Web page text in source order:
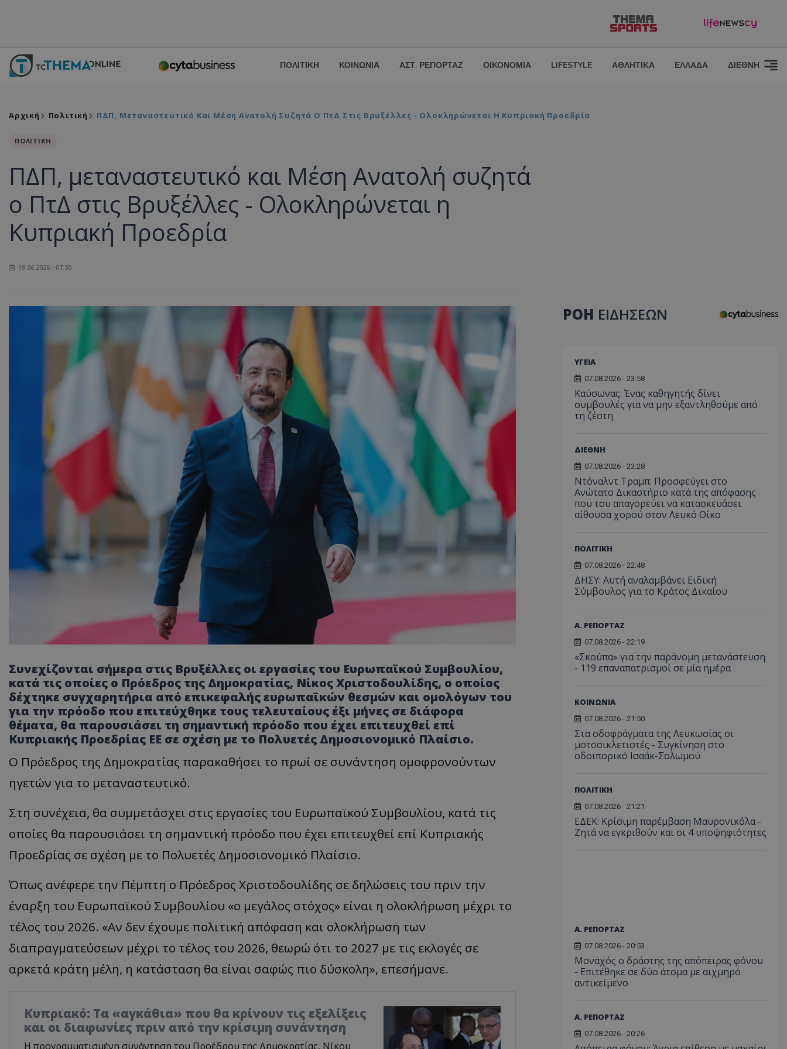
ΠΟΛΙΤΙΚΗ ΚΟΙΝΩΝΙΑ ΑΣΤ. ΡΕΠΟΡΤΑΖ ΟΙΚΟΝΟΜΙΑ LIFESTYLE ΑΘΛΗΤΙΚΑ ΕΛΛΑΔΑ ΔΙΕΘΝΗ
Αρχική Πολιτική ΠΔΠ, Μεταναστευτικό Και Μέση Ανατολή Συζητά Ο ΠτΔ Στις Βρυξέλλες - Ολοκληρώνεται Η Κυπριακή Προεδρία
ΠΟΛΙΤΙΚΗ
ΠΔΠ, μεταναστευτικό και Μέση Ανατολή συζητά
ο ΠτΔ στις Βρυξέλλες - Ολοκληρώνεται η
Κυπριακή Προεδρία
19.06.2026 - 07:30
Συνεχίζονται σήμερα στις Βρυξέλλες οι εργασίες του Ευρωπαϊκού Συμβουλίου,
κατά τις οποίες ο Πρόεδρος της Δημοκρατίας, Νίκος Χριστοδουλίδης, ο οποίος
δέχτηκε συγχαρητήρια από επικεφαλής ευρωπαϊκών θεσμών και ομολόγων του
για την πρόοδο που επιτεύχθηκε τους τελευταίους έξι μήνες σε διάφορα
θέματα, θα παρουσιάσει τη σημαντική πρόοδο που έχει επιτευχθεί επί
Κυπριακής Προεδρίας ΕΕ σε σχέση με το Πολυετές Δημοσιονομικό Πλαίσιο.
Ο Πρόεδρος της Δημοκρατίας παρακαθήσει το πρωί σε συνάντηση ομοφρονούντων
ηγετών για το μεταναστευτικό.
Στη συνέχεια, θα συμμετάσχει στις εργασίες του Ευρωπαϊκού Συμβουλίου, κατά τις
οποίες θα παρουσιάσει τη σημαντική πρόοδο που έχει επιτευχθεί επί Κυπριακής
Προεδρίας σε σχέση με το Πολυετές Δημοσιονομικό Πλαίσιο.
Όπως ανέφερε την Πέμπτη ο Πρόεδρος Χριστοδουλίδης σε δηλώσεις του πριν την
έναρξη του Ευρωπαϊκού Συμβουλίου «ο μεγάλος στόχος» είναι η ολοκλήρωση μέχρι το
τέλος του 2026. «Αν δεν έχουμε πολιτική απόφαση και ολοκλήρωση των
διαπραγματεύσεων μέχρι το τέλος του 2026, θεωρώ ότι το 2027 με τις εκλογές σε
αρκετά κράτη μέλη, η κατάσταση θα είναι σαφώς πιο δύσκολη», επεσήμανε.
Κυπριακό: Τα «αγκάθια» που θα κρίνουν τις εξελίξεις
και οι διαφωνίες πριν από την κρίσιμη συνάντηση
Η προγραμματισμένη συνάντηση του Προέδρου της Δημοκρατίας, Νίκου
ΡΟΗ ΕΙΔΗΣΕΩΝ
ΥΓΕΙΑ
07.08.2026 - 23:58
Kαύσωνας: Ένας καθηγητής δίνει
συμβουλές για να μην εξαντληθούμε από
τη ζέστη
ΔΙΕΘΝΗ
07.08.2026 - 23:28
Ντόναλντ Τραμπ: Προσφεύγει στο
Ανώτατο Δικαστήριο κατά της απόφασης
που του απαγορεύει να κατασκευάσει
αίθουσα χορού στον Λευκό Οίκο
ΠΟΛΙΤΙΚΗ
07.08.2026 - 22:48
ΔΗΣΥ: Αυτή αναλαμβάνει Ειδική
Σύμβουλος για το Κράτος Δικαίου
Α. ΡΕΠΟΡΤΑΖ
07.08.2026 - 22:19
«Σκούπα» για την παράνομη μετανάστευση
- 119 επαναπατρισμοί σε μία ημέρα
ΚΟΙΝΩΝΙΑ
07.08.2026 - 21:50
Στα οδοφράγματα της Λευκωσίας οι
μοτοσικλετιστές - Συγκίνηση στο
οδοιπορικό Ισαάκ-Σολωμού
ΠΟΛΙΤΙΚΗ
07.08.2026 - 21:21
ΕΔΕΚ: Κρίσιμη παρέμβαση Μαυρονικόλα -
Ζητά να εγκριθούν και οι 4 υποψηφιότητες
Α. ΡΕΠΟΡΤΑΖ
07.08.2026 - 20:53
Μοναχός ο δράστης της απόπειρας φόνου
- Επιτέθηκε σε δύο άτομα με αιχμηρό
αντικείμενο
Α. ΡΕΠΟΡΤΑΖ
07.08.2026 - 20:26